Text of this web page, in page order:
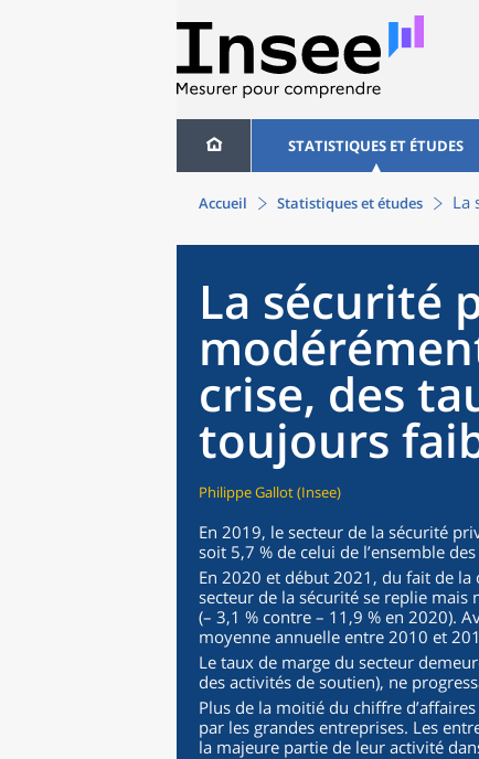
STATISTIQUES ET ÉTUDES
Accueil Statistiques et études La
La sécurité
crise, des
toujours
Philippe Gallot (Insee)
En 2019, le secteur de la sécurité
soit 5,7 % de celui de l’ensemble
En 2020 et début 2021, du fait de la
secteur de la sécurité se replie mais
(– 3,1 % contre – 11,9 % en 2020).
moyenne annuelle entre 2010 et
Le taux de marge du secteur
des activités de soutien), ne
Plus de la moitié du chiffre
par les grandes entreprises. Les
la majeure partie de leur activité